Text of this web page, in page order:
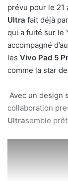
prévu pour le 21
Ultra fait déjà
qui a fuité sur le
accompagné
les Vivo Pad 5
comme la star
Avec un design
collaboration
Ultrasemble